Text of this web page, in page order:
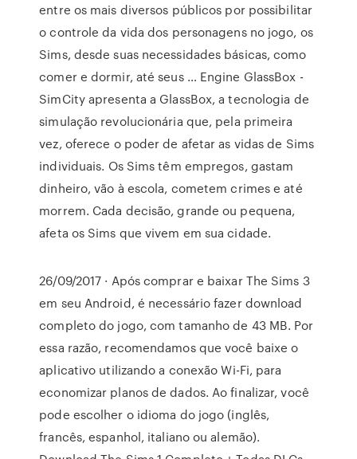
entre os mais diversos públicos por possibilitar
o controle da vida dos personagens no jogo, os
Sims, desde suas necessidades básicas, como
comer e dormir, até seus … Engine GlassBox -
SimCity apresenta a GlassBox, a tecnologia de
simulação revolucionária que, pela primeira
vez, oferece o poder de afetar as vidas de Sims
individuais. Os Sims têm empregos, gastam
dinheiro, vão à escola, cometem crimes e até
morrem. Cada decisão, grande ou pequena,
afeta os Sims que vivem em sua cidade.
26/09/2017 · Após comprar e baixar The Sims 3
em seu Android, é necessário fazer download
completo do jogo, com tamanho de 43 MB. Por
essa razão, recomendamos que você baixe o
aplicativo utilizando a conexão Wi-Fi, para
economizar planos de dados. Ao finalizar, você
pode escolher o idioma do jogo (inglês,
francês, espanhol, italiano ou alemão).